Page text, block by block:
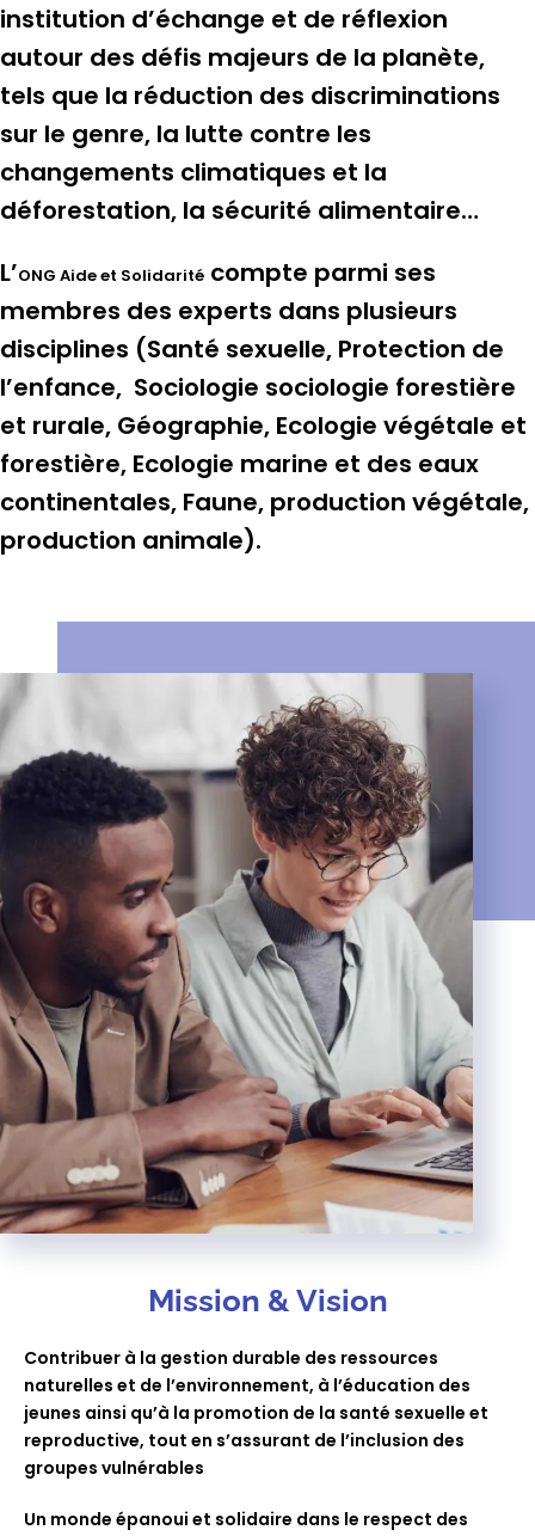
institution d’échange et de réflexion
autour des défis majeurs de la planète,
tels que la réduction des discriminations
sur le genre, la lutte contre les
changements climatiques et la
déforestation, la sécurité alimentaire…
L’ONG Aide et Solidarité compte parmi ses
membres des experts dans plusieurs
disciplines (Santé sexuelle, Protection de
l’enfance, Sociologie sociologie forestière
et rurale, Géographie, Ecologie végétale et
forestière, Ecologie marine et des eaux
continentales, Faune, production végétale,
production animale).
Mission & Vision
Contribuer à la gestion durable des ressources
naturelles et de l’environnement, à l’éducation des
jeunes ainsi qu’à la promotion de la santé sexuelle et
reproductive, tout en s’assurant de l’inclusion des
groupes vulnérables
Un monde épanoui et solidaire dans le respect des